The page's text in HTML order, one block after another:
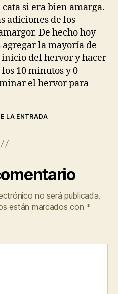
cata si era bien amarga.
adiciones de los
De hecho hoy
agregar la mayoría de
del hervor y hacer
10 minutos y 0
el hervor para
LA ENTRADA
no será publicada.
están marcados con *